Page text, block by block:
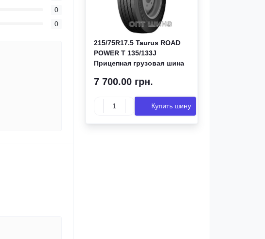
0
0
215/75R17.5 Taurus ROAD
POWER T 135/133J
Прицепная грузовая шина
7 700.00 грн.
Купить шину